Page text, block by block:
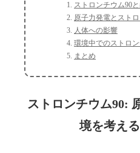
ストロンチウム90
原子力発電とスト
人体への影響
環境中でのストロ
まとめ
ストロンチウム90:
境を考える